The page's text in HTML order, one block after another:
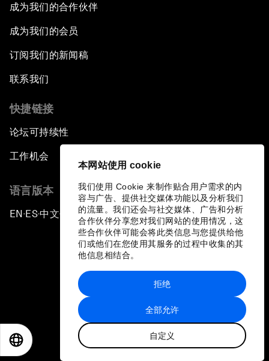
本网站使用 cookie
我们使用 Cookie 来制作贴合用户需求的内
容与广告、提供社交媒体功能以及分析我们
的流量。我们还会与社交媒体、广告和分析
合作伙伴分享您对我们网站的使用情况，这
些合作伙伴可能会将此类信息与您提供给他
们或他们在您使用其服务的过程中收集的其
他信息相结合。
全部允许
自定义
拒绝
成为我们的合作伙伴
成为我们的会员
订阅我们的新闻稿
联系我们
快捷链接
论坛可持续性
工作机会
语言版本
EN ▪ES▪中文▪ 日本語
站点地图
世界经济论坛